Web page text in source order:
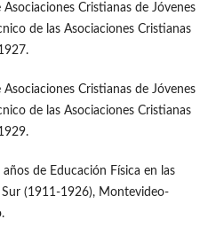
Cristianas de Jóvenes
de las Asociaciones Cristianas
Cristianas de Jóvenes
de las Asociaciones Cristianas
de Educación Física en las
(1911-1926), Montevideo-